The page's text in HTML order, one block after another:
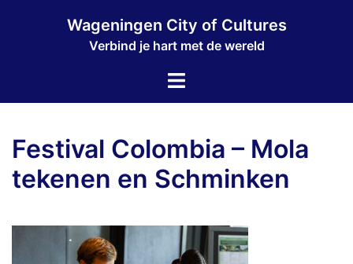
Wageningen City of Cultures
Verbind je hart met de wereld
Toggle
Festival Colombia – Mola
tekenen en Schminken